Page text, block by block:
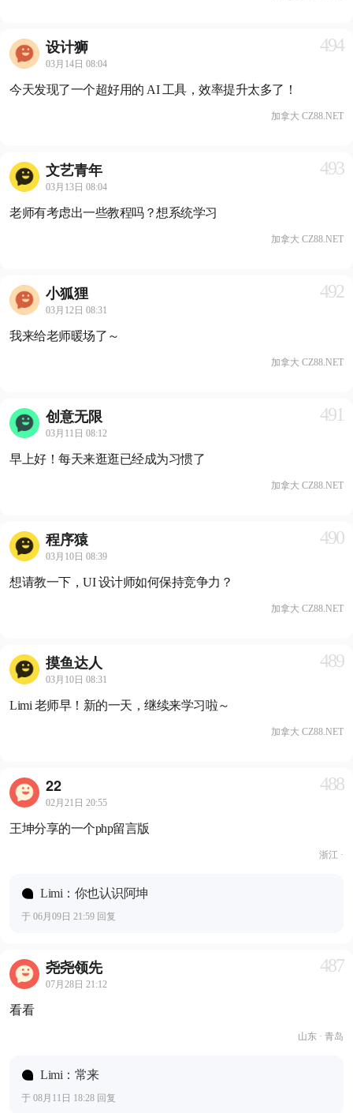
设计狮
03月14日 08:04
494
今天发现了一个超好用的 AI 工具，效率提升太多了！
加拿大 CZ88.NET
文艺青年
03月13日 08:04
493
老师有考虑出一些教程吗？想系统学习
加拿大 CZ88.NET
小狐狸
03月12日 08:31
492
我来给老师暖场了～
加拿大 CZ88.NET
创意无限
03月11日 08:12
491
早上好！每天来逛逛已经成为习惯了
加拿大 CZ88.NET
程序猿
03月10日 08:39
490
想请教一下，UI 设计师如何保持竞争力？
加拿大 CZ88.NET
摸鱼达人
03月10日 08:31
489
Limi 老师早！新的一天，继续来学习啦～
加拿大 CZ88.NET
22
02月21日 20:55
488
王坤分享的一个php留言版
浙江 ·
Limi：你也认识阿坤
于 06月09日 21:59 回复
尧尧领先
07月28日 21:12
487
看看
山东 · 青岛
Limi：常来
于 08月11日 18:28 回复